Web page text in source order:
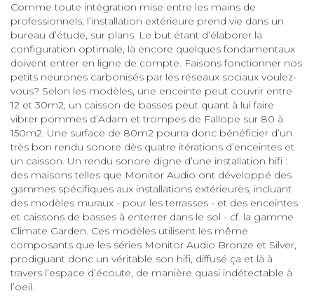
Comme toute intégration mise entre les mains de
professionnels, l’installation extérieure prend vie dans un
bureau d’étude, sur plans. Le but étant d’élaborer la
configuration optimale, là encore quelques fondamentaux
doivent entrer en ligne de compte. Faisons fonctionner nos
petits neurones carbonisés par les réseaux sociaux voulez-
vous? Selon les modèles, une enceinte peut couvrir entre
12 et 30m2, un caisson de basses peut quant à lui faire
vibrer pommes d’Adam et trompes de Fallope sur 80 à
150m2. Une surface de 80m2 pourra donc bénéficier d’un
très bon rendu sonore dès quatre itérations d’enceintes et
un caisson. Un rendu sonore digne d’une installation hifi :
des maisons telles que Monitor Audio ont développé des
gammes spécifiques aux installations extérieures, incluant
des modèles muraux - pour les terrasses - et des enceintes
et caissons de basses à enterrer dans le sol - cf. la gamme
Climate Garden. Ces modèles utilisent les même
composants que les séries Monitor Audio Bronze et Silver,
prodiguant donc un véritable son hifi, diffusé ça et là à
travers l’espace d’écoute, de manière quasi indétectable à
l’oeil.